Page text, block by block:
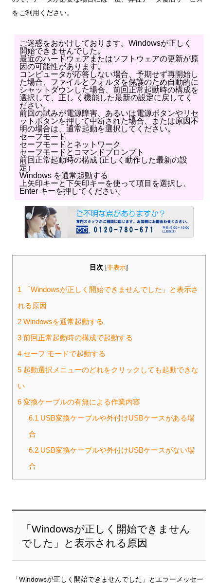
をご利用ください。
ご迷惑をおかけしております。Windowsが正しく
開始できませんでした。
最近のハードウェアまたはソフトウェアの更新が原
因の可能性があります。
コンピュータが応答しない場合、予期せず再開始し
た場合、ファイルとフォルダを保護のため自動的に
シャットダウンした場合、前回正常起動時の構成を
選択して、正し く機能した最新の設定に戻してく
ださい。
前回の試みが電源障害、あるいは電源ボタンやリセ
ットボタンを押して中断された場合、または原因不
明の場合は、通常起動を選択してください。
セーフモード
セーフモードとネットワーク
セーフモードとコマンドプロンプト
前回正常起動時の構成 (正しく動作した最新の設
定）
Windows を通常起動する
上矢印キーと下矢印キーを使って項目を選択し、
Enter キーを押してください。
目次 [非表示
1 「Windowsが正しく開始できませんでした」と表示さ
れる原因
2Windowsを通常起動する
3前回正常起動時の構成で起動する
4セーフ モードで起動する
5起動選択メニューのどれをクリックしても起動できな
い
6変換ケーブルの有無による作業内容
6.1 USB変換ケーブルや外付けUSBケースがある場
合
6.2USB変換ケーブルや外付けUSBケースがない場
合
「Windowsが正しく開始できません
でした」と表示される原因
「Windowsが正しく開始できませんでした」とエラーメッセー